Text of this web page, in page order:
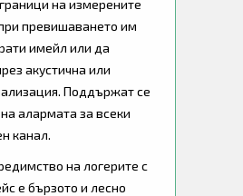
на измерените
превишаването им
имейл или да
акустична или
Поддържат се
алармата за всеки
канал.
на логерите с
е бързото и лесно